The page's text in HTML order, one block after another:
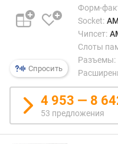
ы
о
р
г
Спросить
Форм-
Socket:
Чипсет:
Слоты
Разъемы:
4 953 — 8
53 предложения